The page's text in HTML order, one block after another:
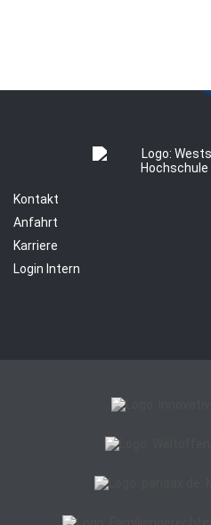
Kontakt
Anfahrt
Karriere
Login Intern